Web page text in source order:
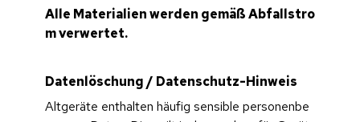
Alle Materialien werden gemäß Abfallstro
m verwertet.
Datenlöschung / Datenschutz-Hinweis
Altgeräte enthalten häufig sensible personenbe